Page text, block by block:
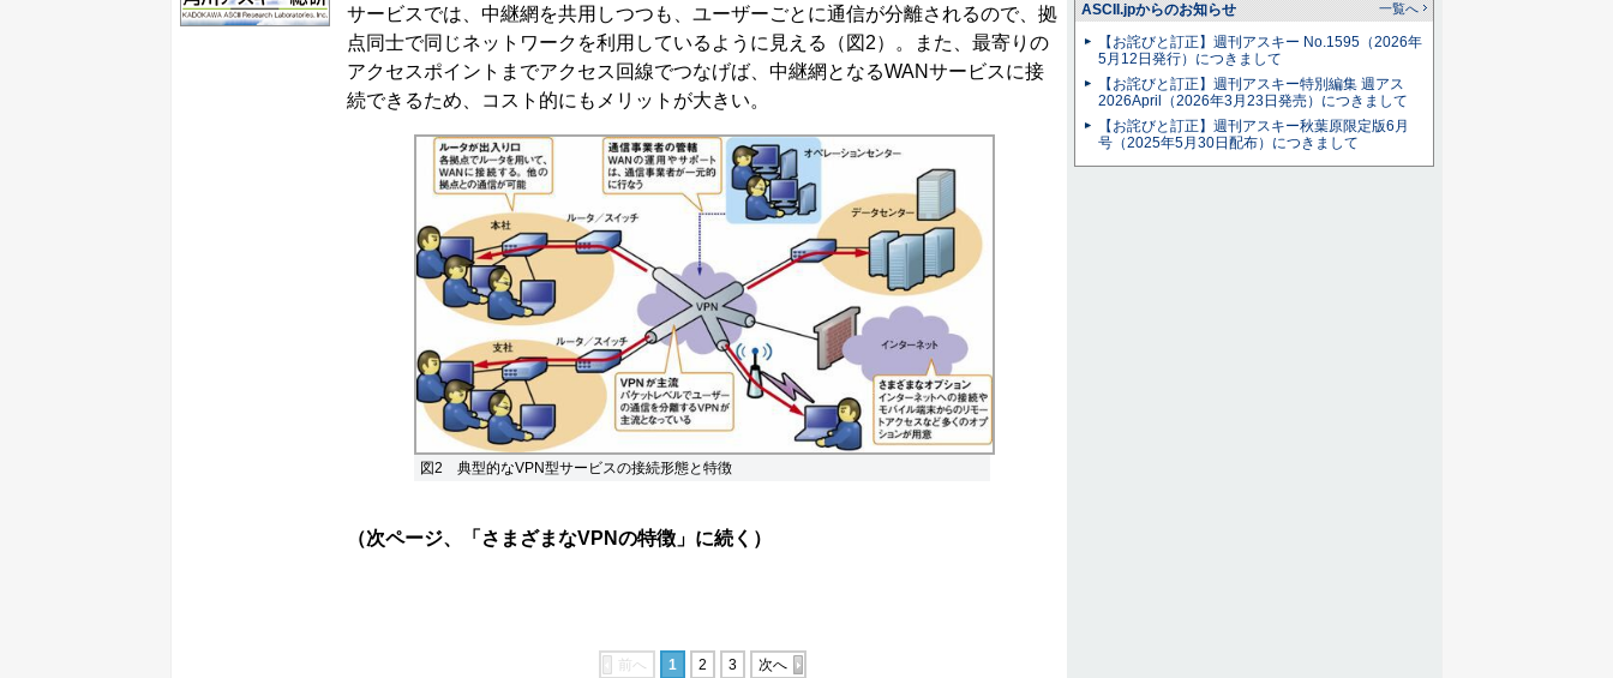
サービスでは、中継網を共用しつつも、ユーザーごとに通信が分離されるので、拠
点同士で同じネットワークを利用しているように見える（図2）。また、最寄りの
アクセスポイントまでアクセス回線でつなげば、中継網となるWANサービスに接
続できるため、コスト的にもメリットが大きい。
図2 典型的なVPN型サービスの接続形態と特徴
（次ページ、「さまざまなVPNの特徴」に続く）
前へ 1 2 3 次へ
ASCII.jpからのお知らせ 一覧へ
【お詫びと訂正】週刊アスキー No.1595（2026年
5月12日発行）につきまして
【お詫びと訂正】週刊アスキー特別編集 週アス
2026April（2026年3月23日発売）につきまして
【お詫びと訂正】週刊アスキー秋葉原限定版6月
号（2025年5月30日配布）につきまして